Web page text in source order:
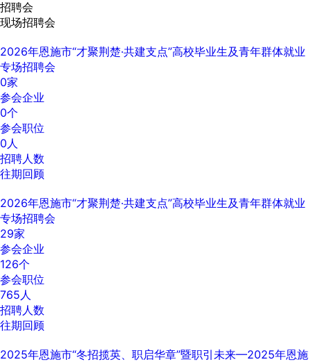
招聘会
现场招聘会
2026年恩施市“才聚荆楚·共建支点”高校毕业生及青年群体就业
专场招聘会
0家
参会企业
0个
参会职位
0人
招聘人数
往期回顾
2026年恩施市“才聚荆楚·共建支点”高校毕业生及青年群体就业
专场招聘会
29家
参会企业
126个
参会职位
765人
招聘人数
往期回顾
2025年恩施市“冬招揽英、职启华章”暨职引未来—2025年恩施